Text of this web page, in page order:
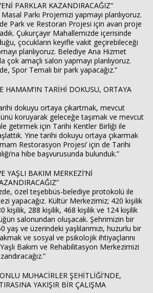
PARKLAR KAZANDIRACAĞIZ”
Parkı Projemizi yapmayı planlıyoruz.
Park ve Restoran Projesi için avan proje
Çukurçayır Mahallemizde içerisinde
çocukların keyifle vakit geçirebileceği
planlıyoruz. Belediye Ana Hizmet
çok amaçlı salon yapmayı planlıyoruz.
Spor Temalı bir park yapacağız.”
HAMAM’IN TARİHİ DOKUSU, ORTAYA
dokuyu ortaya çıkartmak, mevcut
koruyarak geleceğe taşımak ve mevcut
getirmek için Tarihi Kentler Birliği ile
Yine tarihi dokuyu ortaya çıkarmak
Restorasyon Projesi’ için de Tarihi
hibe başvurusunda bulunduk.”
YAŞLI BAKIM MERKEZİ’Nİ
özel teşebbüs-belediye protokolü ile
yapacağız. Kültür Merkezimiz; 420 kişilik
kişilik, 288 kişilik, 468 kişilik ve 124 kişilik
salonundan oluşacak. Şehrimizin bir
yaş ve üzerindeki yaşlılarımızı, huzurlu bir
ve sosyal ve psikolojik ihtiyaçlarını
Bakım ve Rehabilitasyon Merkezimizi
MUHACİRLER ŞEHİTLİĞİ’NDE,
YAKIŞIR BİR ÇALIŞMA